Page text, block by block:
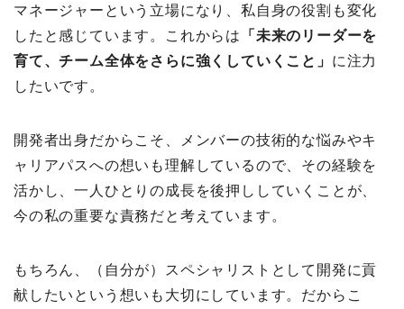
マネージャーという立場になり、私自身の役割も変化
したと感じています。これからは
「未来のリーダーを
育て、チーム全体をさらに強くしていくこと」 に注力
したいです。
開発者出身だからこそ、メンバーの技術的な悩みやキ
ャリアパスへの想いも理解しているので、その経験を
活かし、一人ひとりの成長を後押ししていくことが、
今の私の重要な責務だと考えています。
もちろん、（自分が）スペシャリストとして開発に貢
献したいという想いも大切にしています。だからこ